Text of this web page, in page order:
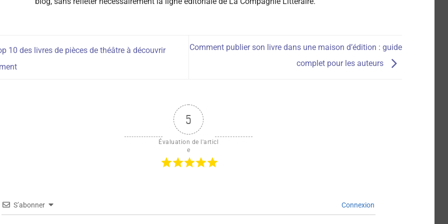
10 des livres de pièces de théâtre à découvrir
Comment publier son livre dans une maison d’édition : guide
complet pour les auteurs
5
Évaluation de l'articl
e
S’abonner Connexion